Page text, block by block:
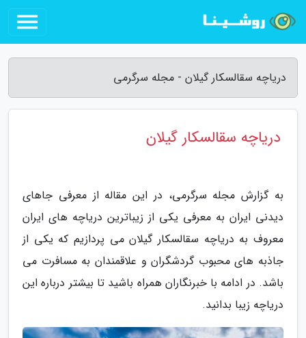
دریاچه سقالسکار گیلان - مجله سرگرمی
دریاچه سقالسکار گیلان
به گزارش مجله سرگرمی، در این مقاله از معرفی جاهای
دیدنی ایران به معرفی یکی از زیباترین دریاچه های ایران
معروف به دریاچه سقالسکار گیلان می پردازیم که یکی از
جاذبه های محبوب گردشگران و علاقمندان به مسافرت می
باشد. در ادامه با خبرنگاران همراه باشید تا بیشتر درباره این
دریاچه زیبا بدانید.